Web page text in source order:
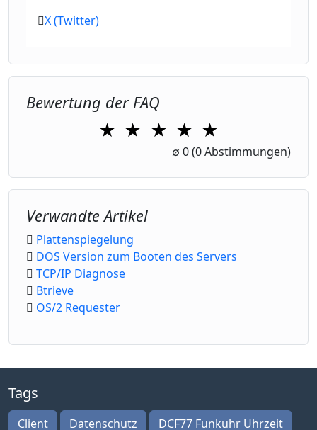
X (Twitter)
Bewertung der FAQ
★ ★
2 Stars
★
3 Stars
★
4 Stars
★
5 Stars
∅ 0(0 Abstimmungen)
Verwandte Artikel
Plattenspiegelung
DOS Version zum Booten des Servers
TCP/IP Diagnose
Btrieve
OS/2 Requester
Tags
Client Datenschutz DCF77 Funkuhr Uhrzeit